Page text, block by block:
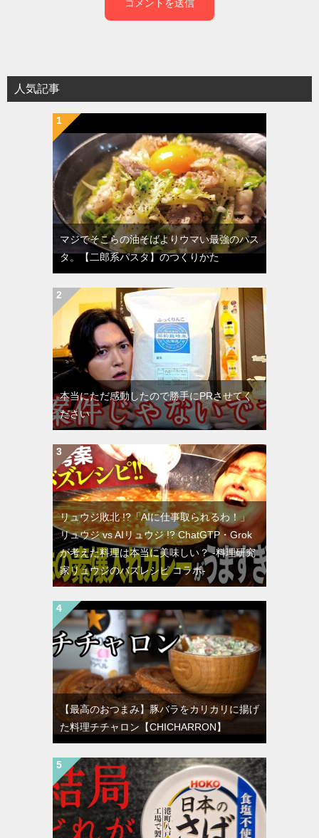
人気記事
マジでそこらの油そばよりウマい最強のパス
タ。【二郎系パスタ】のつくりかた
本当にただ感動したので勝手にPRさせてく
ださい
リュウジ敗北 !?「AIに仕事取られるわ！」
リュウジ vs AIリュウジ !? ChatGTP・Grok
が考えた料理は本当に美味しい？ -料理研究
家リュウジのバズレシピ コラボ-
【最高のおつまみ】豚バラをカリカリに揚げ
た料理チチャロン【CHICHARRON】